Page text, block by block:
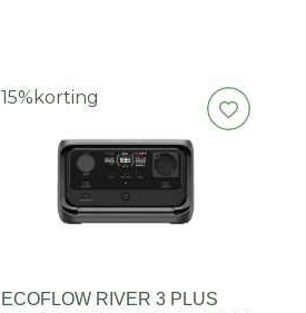
15% korting
ECOFLOW RIVER 3 PLUS